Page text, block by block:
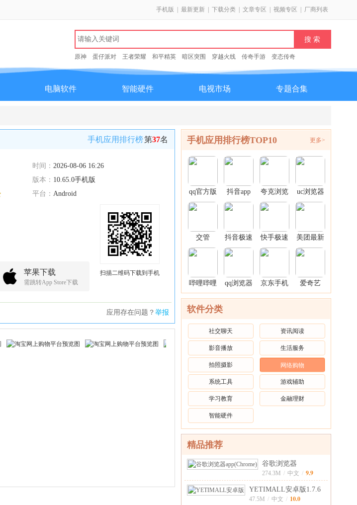
手机版 最新更新 下载分类 文章专区 视频专区 厂商列表
原神 蛋仔派对 王者荣耀 和平精英 暗区突围 穿越火线 传奇手游 变态传奇
电脑软件 智能硬件 电视市场 专题合集
手机应用排行榜第37名
时间： 2026-08-06 16:26
版本： 10.65.0手机版
平台： Android
苹果下载
需跳转App Store下载
应用存在问题？ 举报
扫描二维码下载到手机
手机应用排行榜TOP10 更多>
qq官方版
抖音app
夸克浏览
方正版
uc浏览器
交管
方免费
抖音极速
新版
快手极速
免费
美团最新
2026app
哔哩哔哩
app安卓
版本
qq浏览器
官方免费
京东手机
客户端
爱奇艺
app官方
版
软件分类
社交聊天 资讯阅读
影音播放 生活服务
拍照摄影 网络购物
系统工具 游戏辅助
学习教育 金融理财
智能硬件
精品推荐
谷歌浏览器
app(Chrome)138.0.7
274.3M / 中文 / 9.9
YETIMALL安卓版1.7.6
手机版
47.5M / 中文 / 10.0